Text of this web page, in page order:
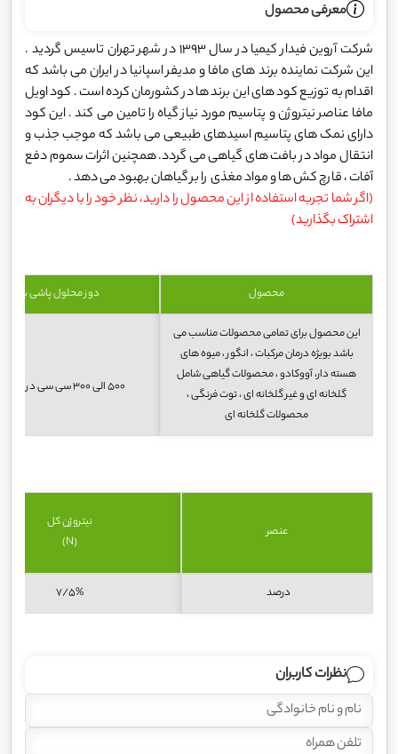
معرفی محصول
شرکت آروین فیدار کیمیا در سال 1393 در شهر تهران تاسیس گردید .
این شرکت نماینده برند های مافا و مدیفر اسپانیا در ایران می باشد که
اقدام به توزیع کود های این برند ها در کشورمان کرده است . کود اویل
مافا عناصر نیتروژن و پتاسیم مورد نیاز گیاه را تامین می کند . این کود
دارای نمک های پتاسیم اسیدهای طبیعی می باشد که موجب جذب و
انتقال مواد در بافت های گیاهی می گردد. همچنین اثرات سموم دفع
آفات ، قارچ کش ها و مواد مغذی را بر گیاهان بهبود می دهد .
(اگر شما تجربه استفاده از این محصول را دارید، نظر خود را با دیگران به
اشتراک بگذارید)
محصول دوز محلول پاشی برگی
این محصول برای تمامی محصولات مناسب می
باشد بویژه درمان مرکبات ، انگور ، میوه های
هسته دار، آووکادو ، محصولات گیاهی شامل
گلخانه ای و غیر گلخانه ای ، توت فرنگی ،
محصولات گلخانه ای
500 الی 300 سی سی در 100 لیتر آب
عنصر
نیتروژن کل
(N)
درصد 5%/7
نظرات کاربران